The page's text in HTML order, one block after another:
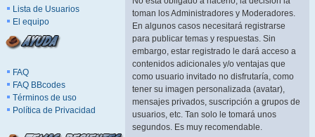
Lista de Usuarios
El equipo
FAQ
FAQ BBcodes
Términos de uso
Política de Privacidad
toman los Administradores y Moderadores.
En algunos casos necesitará registrarse
para publicar temas y respuestas. Sin
embargo, estar registrado le dará acceso a
contenidos adicionales y/o ventajas que
como usuario invitado no disfrutaría, como
tener su imagen personalizada (avatar),
mensajes privados, suscripción a grupos de
usuarios, etc. Tan solo le tomará unos
segundos. Es muy recomendable.